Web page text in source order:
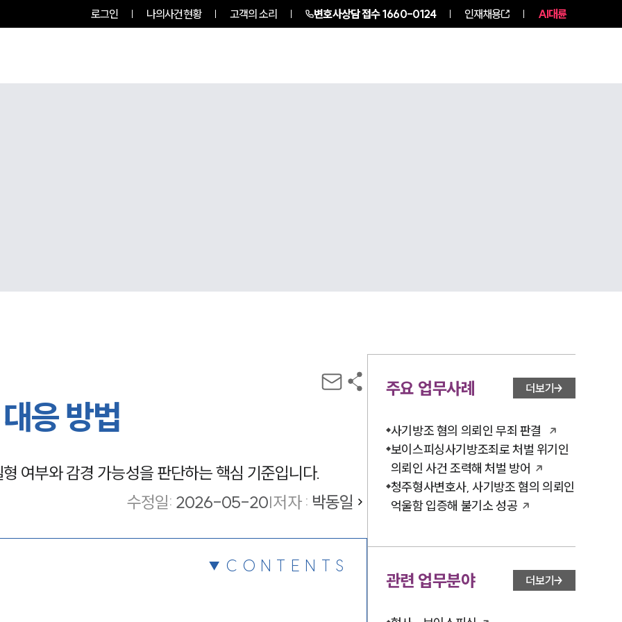
로그인 나의사건현황 고객의 소리 변호사상담 접수1660-0124 인재채용 AI대륜
응 방법
여부와 감경 가능성을 판단하는 핵심 기준입니다.
수정일: 2026-05-20|저자 : 박동일
CONTENTS
주요 업무사례 더보기
사기방조 혐의 의뢰인 무죄 판결
보이스피싱사기방조죄로 처벌 위기인
의뢰인 사건 조력해 처벌 방어
청주형사변호사, 사기방조 혐의 의뢰인
억울함 입증해 불기소 성공
관련 업무분야 더보기